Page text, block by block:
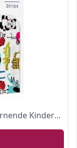
Hansaplast, 20 schmerzlos zu entfernende Kinderpflasterstreifen mit niedlichen Tiermotiven zum Aufmuntern